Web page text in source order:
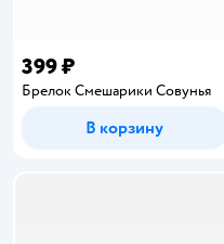
399 ₽
Брелок Смешарики Совунья
В корзину